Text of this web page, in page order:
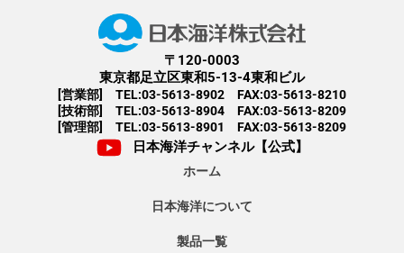
〒120-0003
東京都足立区東和5-13-4東和ビル
[営業部] TEL:03-5613-8902 FAX:03-5613-8210
[技術部] TEL:03-5613-8904 FAX:03-5613-8209
[管理部] TEL:03-5613-8901 FAX:03-5613-8209
日本海洋チャンネル【公式】
ホーム
日本海洋について
製品一覧